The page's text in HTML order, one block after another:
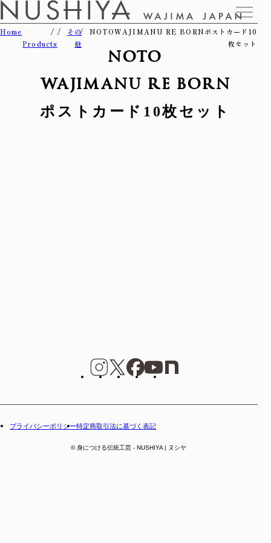
Home
Products
その
他
NOTOWAJIMANU RE BORNポストカード10
枚セット
NOTO
WAJIMANU RE BORN
ポストカード10枚セット
プライバシーポリシー特定商取引法に基づく表記
© 身につける伝統工芸 - NUSHIYA | ヌシヤ